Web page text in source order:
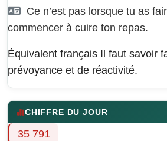
Ce n’est pas lorsque tu as
commencer à cuire ton repas.
Équivalent français Il faut savoir
prévoyance et de réactivité.
CHIFFRE DU JOUR
35 791